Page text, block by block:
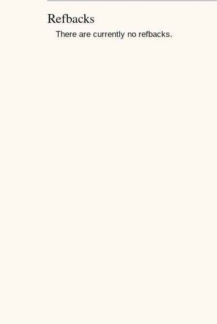
Refbacks
There are currently no refbacks.